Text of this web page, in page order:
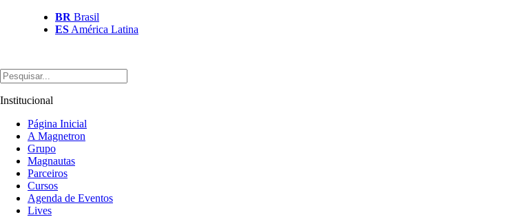
BR Brasil
ES América Latina
Institucional
Página Inicial
A Magnetron
Grupo
Magnautas
Parceiros
Cursos
Agenda de Eventos
Lives